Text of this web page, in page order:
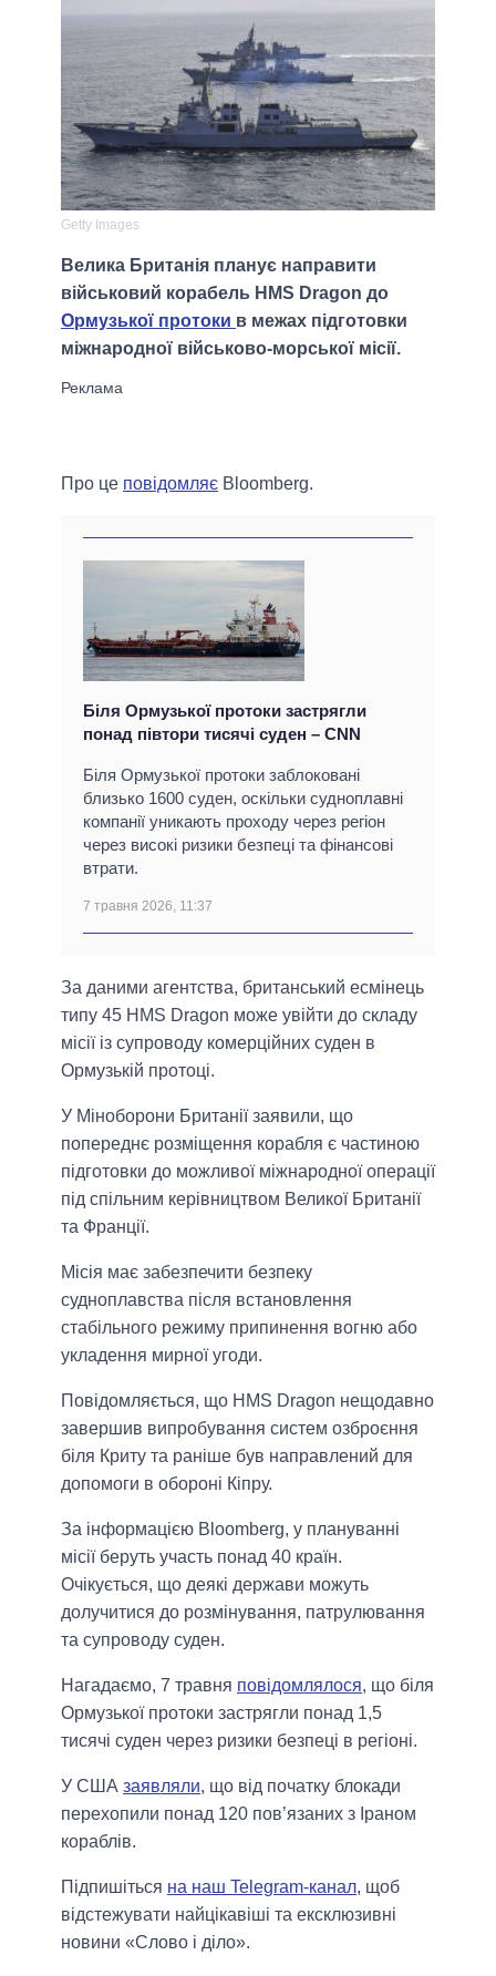
Getty Images
Велика Британія планує направити
військовий корабель HMS Dragon до
Ормузької протоки в межах підготовки
міжнародної військово-морської місії.
Про це повідомляє Bloomberg.
Біля Ормузької протоки застрягли
понад півтори тисячі суден – CNN
Біля Ормузької протоки заблоковані
близько 1600 суден, оскільки судноплавні
компанії уникають проходу через регіон
через високі ризики безпеці та фінансові
втрати.
7 травня 2026, 11:37
За даними агентства, британський есмінець
типу 45 HMS Dragon може увійти до складу
місії із супроводу комерційних суден в
Ормузькій протоці.
У Міноборони Британії заявили, що
попереднє розміщення корабля є частиною
підготовки до можливої міжнародної операції
під спільним керівництвом Великої Британії
та Франції.
Місія має забезпечити безпеку
судноплавства після встановлення
стабільного режиму припинення вогню або
укладення мирної угоди.
Повідомляється, що HMS Dragon нещодавно
завершив випробування систем озброєння
біля Криту та раніше був направлений для
допомоги в обороні Кіпру.
За інформацією Bloomberg, у плануванні
місії беруть участь понад 40 країн.
Очікується, що деякі держави можуть
долучитися до розмінування, патрулювання
та супроводу суден.
Нагадаємо, 7 травня повідомлялося, що біля
Ормузької протоки застрягли понад 1,5
тисячі суден через ризики безпеці в регіоні.
У США заявляли, що від початку блокади
перехопили понад 120 пов’язаних з Іраном
кораблів.
Підпишіться на наш Telegram-канал, щоб
відстежувати найцікавіші та ексклюзивні
новини «Слово і діло».